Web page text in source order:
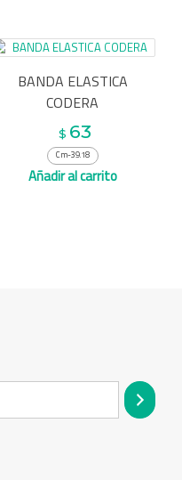
BANDA ELASTICA
CODERA
$ 63
Cm-39.18
Añadir al carrito